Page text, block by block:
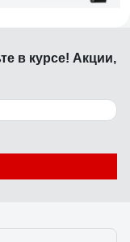
в курсе! Акции,